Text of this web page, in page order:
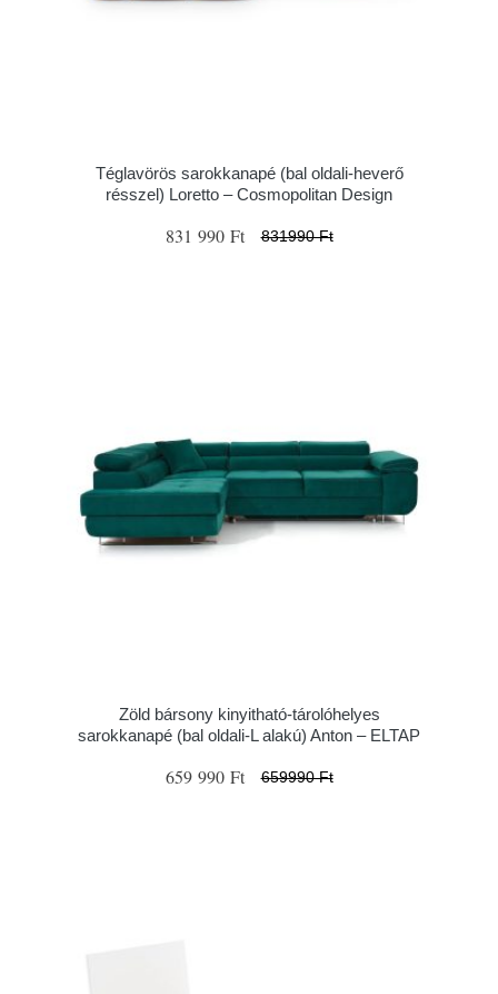
Téglavörös sarokkanapé (bal oldali-heverő
résszel) Loretto – Cosmopolitan Design
831 990 Ft 831990 Ft
Zöld bársony kinyitható-tárolóhelyes
sarokkanapé (bal oldali-L alakú) Anton – ELTAP
659 990 Ft 659990 Ft